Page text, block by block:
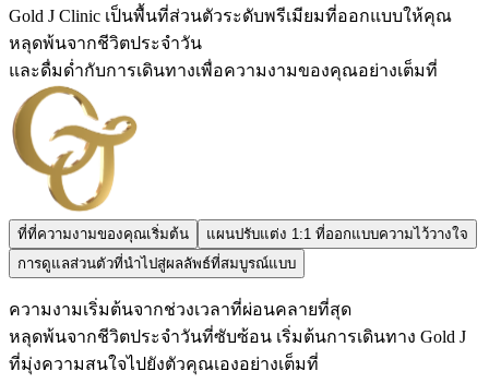
Gold J Clinic เป็นพื้นที่ส่วนตัวระดับพรีเมียมที่ออกแบบให้คุณ
หลุดพ้นจากชีวิตประจำวัน
และดื่มด่ำกับการเดินทางเพื่อความงามของคุณอย่างเต็มที่
ที่ที่ความงามของคุณเริ่มต้น
แผนปรับแต่ง 1:1 ที่ออกแบบความไว้วางใจ
การดูแลส่วนตัวที่นำไปสู่ผลลัพธ์ที่สมบูรณ์แบบ
ความงามเริ่มต้นจากช่วงเวลาที่ผ่อนคลายที่สุด
หลุดพ้นจากชีวิตประจำวันที่ซับซ้อน เริ่มต้นการเดินทาง Gold J
ที่มุ่งความสนใจไปยังตัวคุณเองอย่างเต็มที่